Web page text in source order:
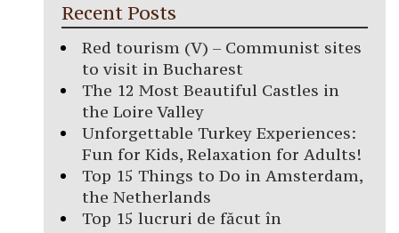
Recent Posts
Red tourism (V) – Communist sites
to visit in Bucharest
The 12 Most Beautiful Castles in
the Loire Valley
Unforgettable Turkey Experiences:
Fun for Kids, Relaxation for Adults!
Top 15 Things to Do in Amsterdam,
the Netherlands
Top 15 lucruri de făcut în